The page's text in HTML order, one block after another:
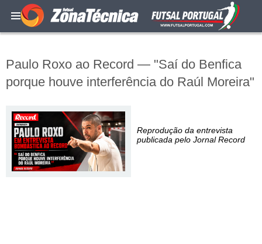
Paulo Roxo ao Record — "Saí do Benfica
porque houve interferência do Raúl Moreira"
Reprodução da entrevista
publicada pelo Jornal Record